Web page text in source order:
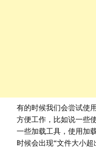
有的时候我们会尝试使
方便工作，比如说一些
一些加载工具，使用加
时候会出现“文件大小